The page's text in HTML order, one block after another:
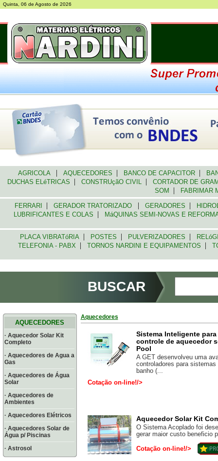
Quinta, 06 de Agosto de 2026
AGRICOLA | AQUECEDORES | BANCO DE CAPACITOR |
DUCHAS ELéTRICAS | CONSTRUçãO CIVIL |
CORTADOR DE
SOM | FABRIMAR
FERRARI | GERADOR TRATORIZADO | GERADORES |
LUBRIFICANTES E COLAS | MáQUINAS SEMI-NOVAS E
PLACA VIBRATóRIA | POSTES | PULVERIZADORES |
TELEFONIA - PABX | TORNOS NARDINI E EQUIPAMENTOS |
BUSCAR
AQUECEDORES
· Aquecedor Solar Kit
Completo
· Aquecedores de Agua a
Gas
· Aquecedores de Água
Solar
· Aquecedores de
Ambientes
· Aquecedores Elétricos
· Aquecedores Solar de
Água p/ Piscinas
· Astrosol
Aquecedores
Sistema Inteligente
controle de aquecedor
Pool
A GET desenvolveu uma
controladores para
banho (...
Cotação on-line!/>
Aquecedor Solar Kit
O Sistema Acoplado foi
gerar maior custo beneficio
Cotação on-line!/>